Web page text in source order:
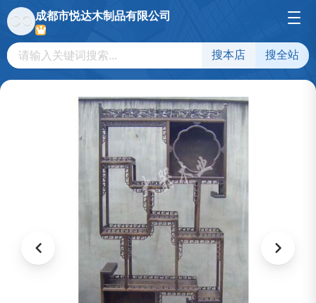
成都市悦达木制品有限公司
搜本店 搜全站